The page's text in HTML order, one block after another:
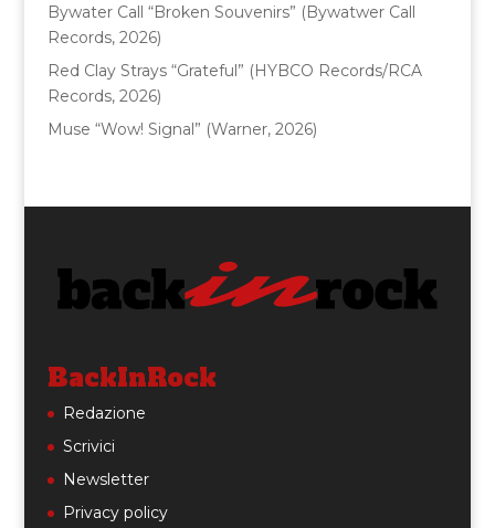
Bywater Call “Broken Souvenirs” (Bywatwer Call
Records, 2026)
Red Clay Strays “Grateful” (HYBCO Records/RCA
Records, 2026)
Muse “Wow! Signal” (Warner, 2026)
BackInRock
Redazione
Scrivici
Newsletter
Privacy policy